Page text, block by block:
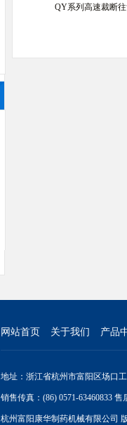
QY系列高速裁断
网站首页 关于我们 产品
地址：浙江省杭州市富阳区场口
销售传真：(86) 0571-63460833 售
杭州富阳康华制药机械有限公司